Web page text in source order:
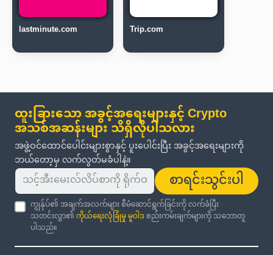
lastminute.com Trip.com
ထူးခြားသော အခွင့်အရေးများနှင့် Crypto
အသစ်အဆန်းများ သိရှိလိုပါသလား
အဖွဲ့ဝင်ထောင်ပေါင်းများစွာနှင့် ပူးပေါင်းပြီး အခွင့်အရေးများကို
ဘယ်တော့မှ လက်လွတ်မခံပါနဲ့။
စာရင်းသွင်းပါ
ကျွန်ုပ်၏ အချက်အလက်များ စီမံဆောင်ရွက်ခြင်းကို လက်ခံပြီး
သတင်းလွှာ၏ကိုယ်ရေးလုံခြုံမှု မူဝါဒစည်းကမ်းချက်များကို သဘောတူ
ပါသည်။